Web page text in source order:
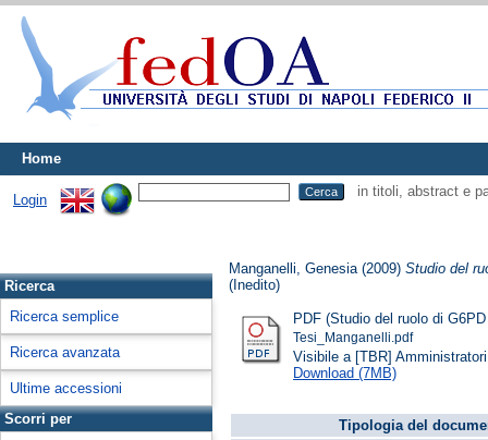
Home
Login
in titoli, abstract e
Ricerca
Ricerca semplice
Ricerca avanzata
Ultime accessioni
Scorri per
Manganelli, Genesia (2009)Studio del
(Inedito)
PDF (Studio del ruolo di
Tesi_Manganelli.pdf
Visibile a [TBR]
Download (7MB)
Tipologia del